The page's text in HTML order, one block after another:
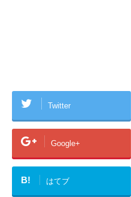
Twitter
Google+
B! はてブ